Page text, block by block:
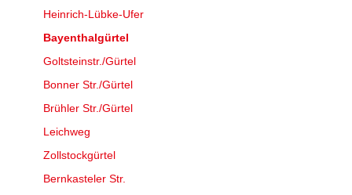
Heinrich-Lübke-Ufer
Bayenthalgürtel
Goltsteinstr./Gürtel
Bonner Str./Gürtel
Brühler Str./Gürtel
Leichweg
Zollstockgürtel
Bernkasteler Str.